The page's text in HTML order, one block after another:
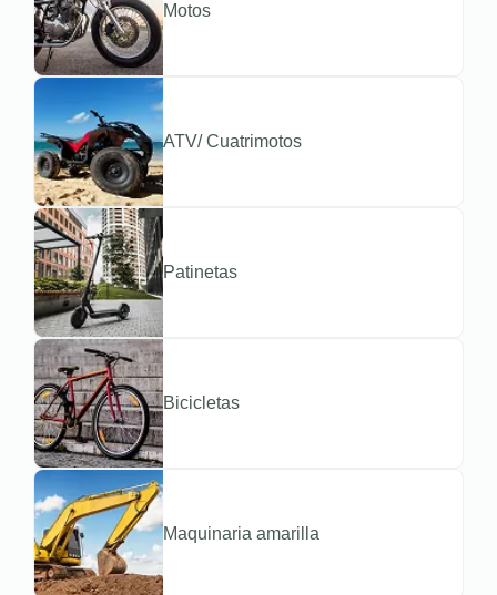
Motos
ATV/ Cuatrimotos
Patinetas
Bicicletas
Maquinaria amarilla